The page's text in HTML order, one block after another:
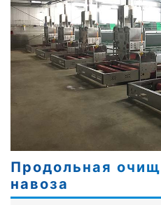
Продольная
навоза